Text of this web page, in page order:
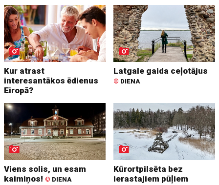
Kur atrast
interesantākos ēdienus
Eiropā?
Latgale gaida ceļotājus
© DIENA
Viens solis, un esam
kaimiņos! © DIENA
Kūrortpilsēta bez
ierastajiem pūļiem